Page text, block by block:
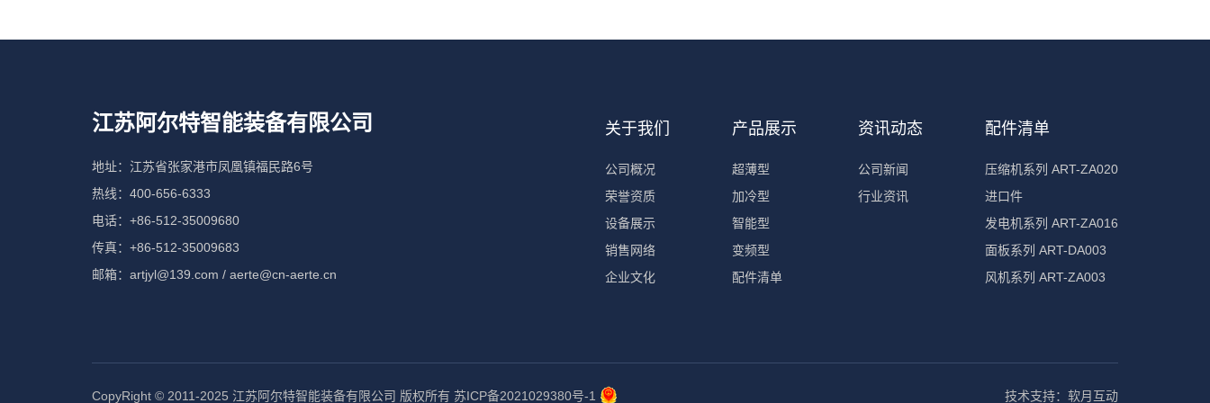
江苏阿尔特智能装备有限公司
地址：江苏省张家港市凤凰镇福民路6号
热线：400-656-6333
电话：+86-512-35009680
传真：+86-512-35009683
邮箱：artjyl@139.com / aerte@cn-aerte.cn
关于我们
公司概况
荣誉资质
设备展示
销售网络
企业文化
产品展示
超薄型
加冷型
智能型
变频型
配件清单
资讯动态
公司新闻
行业资讯
配件清单
压缩机系列 ART-ZA020
进口件
发电机系列 ART-ZA016
面板系列 ART-DA003
风机系列 ART-ZA003
CopyRight © 2011-2025 江苏阿尔特智能装备有限公司 版权所有 苏ICP备2021029380号-1 技术支持： 软月互动